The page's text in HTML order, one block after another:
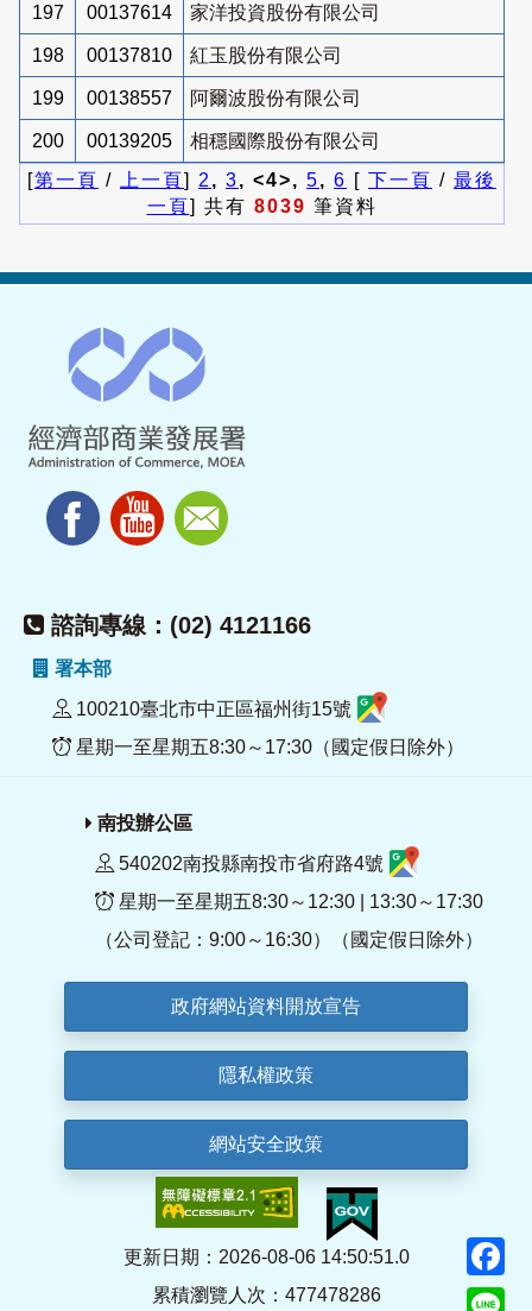
197 00137614 家洋投資股份有限公司
198 00137810 紅玉股份有限公司
199 00138557 阿爾波股份有限公司
200 00139205
相穩國際股份有限公司
[第一頁 / 上一頁] 2 , 3, <4>, 5, 6 [ 下一頁 / 最後
一頁] 共有 8039 筆資料
諮詢專線：(02) 4121166
署本部
100210臺北市中正區福州街15號
星期一至星期五8:30～17:30（國定假日除外）
南投辦公區
540202南投縣南投市省府路4號
星期一至星期五8:30～12:30 | 13:30～17:30
（公司登記：9:00～16:30）（國定假日除外）
政府網站資料開放宣告
隱私權政策
網站安全政策
更新日期：2026-08-06 14:50:51.0
累積瀏覽人次：477478286